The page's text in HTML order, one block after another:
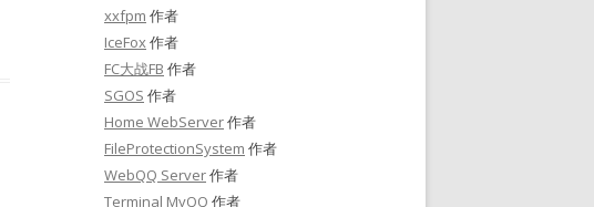
xxfpm 作者
IceFox作者
FC大战FB 作者
SGOS 作者
Home WebServer作者
FileProtectionSystem 作者
WebQQ Server作者
Terminal MyQQ 作者